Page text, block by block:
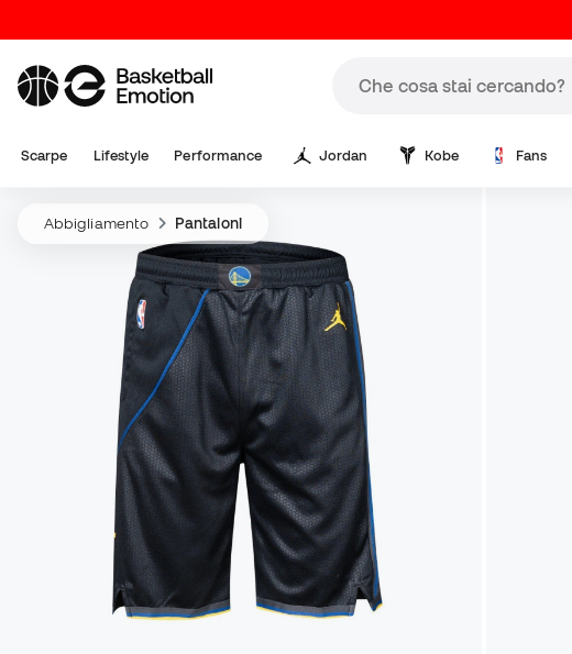
Scarpe Lifestyle Performance Jordan Kobe Fans
Abbigliamento Pantaloni